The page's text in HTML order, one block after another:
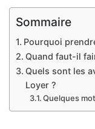
Sommaire
Pourquoi
Quand faut-il
Quels sont les
Loyer ?
Quelques